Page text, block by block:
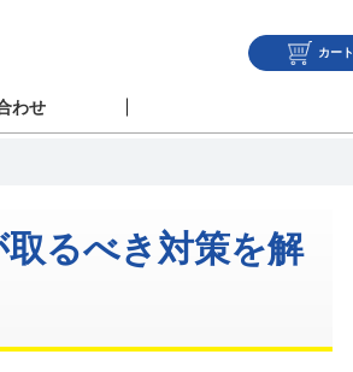
カート
わせ
るべき対策を解